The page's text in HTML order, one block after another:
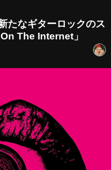
たなギターロックのス
The Internet」